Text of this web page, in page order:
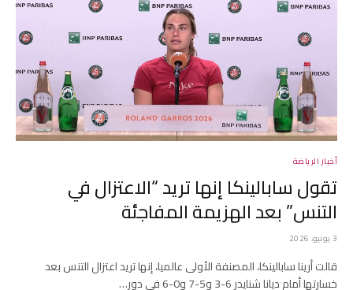
أخبار الرياضة
تقول سابالينكا إنها تريد “الاعتزال في
التنس” بعد الهزيمة المفاجئة
3 يونيو، 2026
قالت أرينا سابالينكا، المصنفة الأولى عالميا، إنها تريد اعتزال التنس بعد
خسارتها أمام ديانا شنايدر 6-3 و5-7 و0-6 في دور…